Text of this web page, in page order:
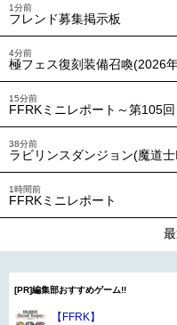
1分前
フレンド募集掲示板
4分前
極フェス復刻装備召喚(2026
15分前
FFRKミニレポート～第105回
38分前
ラビリンスダンジョン(魔道
1時間前
FFRKミニレポート
[PR]編集部おすすめゲーム!!
【FFRK】